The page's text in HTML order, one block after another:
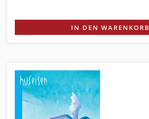
IN DEN WARENKORB